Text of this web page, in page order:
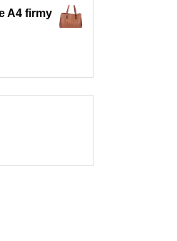
A4 firmy